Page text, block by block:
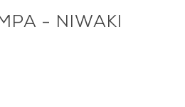
- NIWAKI